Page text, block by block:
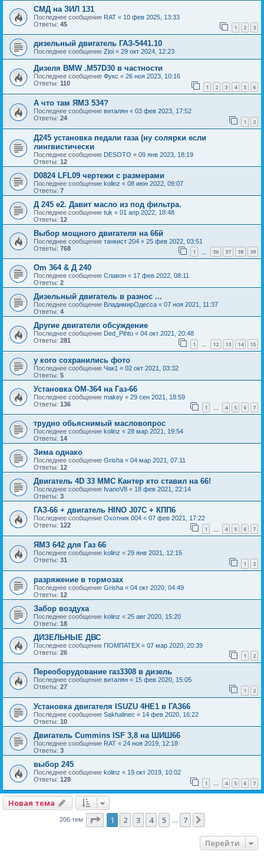
СМД на ЗИЛ 131
Последнее сообщение RAT « 10 фев 2025, 13:33
Ответы: 45 1 2 3
дизельный двигатель ГАЗ-5441.10
Последнее сообщение Zloi « 29 окт 2024, 12:23
Дизеля BMW .M57D30 в частности
Последнее сообщение Фукс « 26 ноя 2023, 10:16
Ответы: 110 1 2 3 4 5 6
А что там ЯМЗ 534?
Последнее сообщение виталян « 03 фев 2023, 17:52
Ответы: 24 1 2
Д245 установка педали газа (ну солярки если
лингвистически
Последнее сообщение DESOTO « 09 янв 2023, 18:19
Ответы: 12
D0824 LFL09 чертежи с размерами
Последнее сообщение kolinz « 08 июн 2022, 09:07
Ответы: 7
Д 245 е2. Давит масло из под фильтра.
Последнее сообщение tuk « 01 апр 2022, 18:48
Ответы: 12
Выбор мощного двигателя на 66й
Последнее сообщение танкист 204 « 25 фев 2022, 03:51
Ответы: 768 1 36 37 38 39
Om 364 & Д 240
Последнее сообщение Славон « 17 фев 2022, 08:11
Ответы: 2
Дизельный двигатель в разнос ...
Последнее сообщение ВладимирОдесса « 07 ноя 2021, 11:37
Ответы: 4
Другие двигатели обсуждение
Последнее сообщение Ded_Pihto « 04 окт 2021, 20:48
Ответы: 281 1 … 12 13 14 15
у кого сохранились фото
Последнее сообщение Чак1 « 02 окт 2021, 03:32
Ответы: 5
Установка ОМ-364 на Газ-66
Последнее сообщение makey « 29 сен 2021, 18:59
Ответы: 136 1 4 5 6 7
трудно обьяснимый масловопрос
Последнее сообщение kolinz « 28 мар 2021, 19:54
Ответы: 14
Зима однако
Последнее сообщение Grisha « 04 мар 2021, 07:11
Ответы: 12
Двигатель 4D 33 MMC Кантер кто ставил на 66!
Последнее сообщение IvanoV8 « 18 фев 2021, 22:14
Ответы: 3
ГАЗ-66 + двигатель HINO J07C + КПП6
Последнее сообщение Охотник 004 « 07 фев 2021, 17:22
Ответы: 122 1 4 5 6 7
ЯМЗ 642 для Газ 66
Последнее сообщение kolinz « 29 янв 2021, 12:15
Ответы: 31 1 2
разряжение в тормозах
Последнее сообщение Grisha « 04 окт 2020, 04:49
Ответы: 12
Забор воздуха
Последнее сообщение kolinz « 25 авг 2020, 15:20
Ответы: 18
ДИЗЕЛЬНЫЕ ДВС
Последнее сообщение ПОМПАТЕХ « 07 мар 2020, 20:39
Ответы: 26 1 2
Переоборудование газ3308 в дизель
Последнее сообщение виталян « 15 фев 2020, 15:05
Ответы: 27 1 2
Установка двигателя ISUZU 4HE1 в ГАЗ66
Последнее сообщение Sakhalinec « 14 фев 2020, 16:22
Ответы: 10
Двигатель Cummins ISF 3,8 на ШИШ66
Последнее сообщение RAT « 24 ноя 2019, 12:18
Ответы: 3
выбор 245
Последнее сообщение kolinz « 19 окт 2019, 10:02
Ответы: 128 1 … 4 5 6 7
Новая тема
206 тем Страница из 7
1 2 3 4 5 7
Перейти